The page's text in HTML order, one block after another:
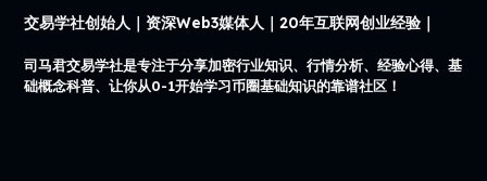
交易学社创始人｜资深Web3媒体人｜20年互联网创业经验｜
司马君交易学社是专注于分享加密行业知识、行情分析、经验心得、基
础概念科普、让你从0-1开始学习币圈基础知识的靠谱社区！